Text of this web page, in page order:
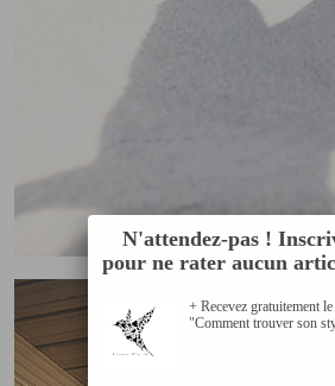
N'attendez-pas !
pour ne rater aucun
+ Recevez gratuitement
"Comment trouver son